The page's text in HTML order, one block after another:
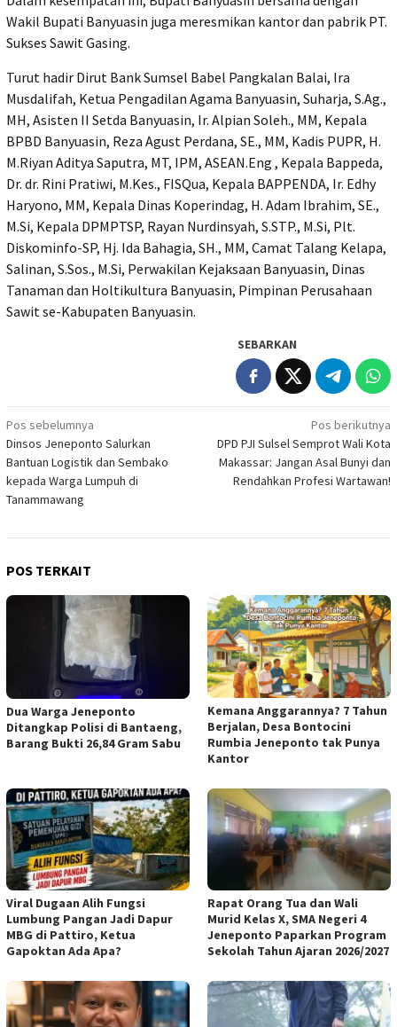
Wakil Bupati Banyuasin juga meresmikan kantor dan pabrik PT.
Sukses Sawit Gasing.
Turut hadir Dirut Bank Sumsel Babel Pangkalan Balai, Ira
Musdalifah, Ketua Pengadilan Agama Banyuasin, Suharja, S.Ag.,
MH, Asisten II Setda Banyuasin, Ir. Alpian Soleh., MM, Kepala
BPBD Banyuasin, Reza Agust Perdana, SE., MM, Kadis PUPR, H.
M.Riyan Aditya Saputra, MT, IPM, ASEAN.Eng , Kepala Bappeda,
Dr. dr. Rini Pratiwi, M.Kes., FISQua, Kepala BAPPENDA, Ir. Edhy
Haryono, MM, Kepala Dinas Koperindag, H. Adam Ibrahim, SE.,
M.Si, Kepala DPMPTSP, Rayan Nurdinsyah, S.STP., M.Si, Plt.
Diskominfo-SP, Hj. Ida Bahagia, SH., MM, Camat Talang Kelapa,
Salinan, S.Sos., M.Si, Perwakilan Kejaksaan Banyuasin, Dinas
Tanaman dan Holtikultura Banyuasin, Pimpinan Perusahaan
Sawit se-Kabupaten Banyuasin.
SEBARKAN
Navigasi
pos
Pos sebelumnya
Dinsos Jeneponto Salurkan
Bantuan Logistik dan Sembako
kepada Warga Lumpuh di
Tanammawang
Pos berikutnya
DPD PJI Sulsel Semprot Wali Kota
Makassar: Jangan Asal Bunyi dan
Rendahkan Profesi Wartawan!
POS TERKAIT
Dua Warga Jeneponto
Ditangkap Polisi di Bantaeng,
Barang Bukti 26,84 Gram Sabu
Kemana Anggarannya? 7 Tahun
Berjalan, Desa Bontocini
Rumbia Jeneponto tak Punya
Kantor
Viral Dugaan Alih Fungsi
Lumbung Pangan Jadi Dapur
MBG di Pattiro, Ketua
Gapoktan Ada Apa?
Rapat Orang Tua dan Wali
Murid Kelas X, SMA Negeri 4
Jeneponto Paparkan Program
Sekolah Tahun Ajaran 2026/2027